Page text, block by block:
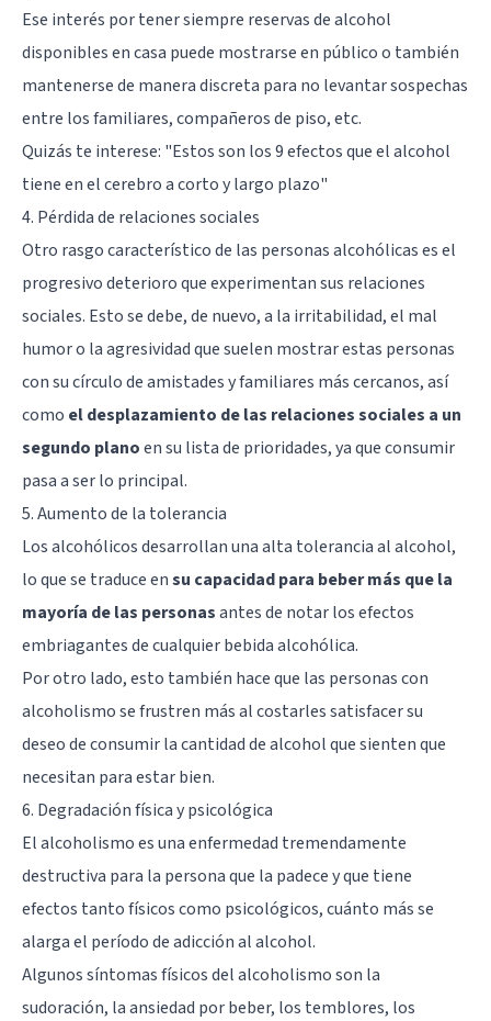
Ese interés por tener siempre reservas de alcohol
disponibles en casa puede mostrarse en público o también
mantenerse de manera discreta para no levantar sospechas
entre los familiares, compañeros de piso, etc.
Quizás te interese: "Estos son los 9 efectos que el alcohol
tiene en el cerebro a corto y largo plazo"
4. Pérdida de relaciones sociales
Otro rasgo característico de las personas alcohólicas es el
progresivo deterioro que experimentan sus relaciones
sociales. Esto se debe, de nuevo, a la irritabilidad, el mal
humor o la agresividad que suelen mostrar estas personas
con su círculo de amistades y familiares más cercanos, así
como el desplazamiento de las relaciones sociales a un
segundo planoen su lista de prioridades, ya que consumir
pasa a ser lo principal.
5. Aumento de la tolerancia
Los alcohólicos desarrollan una alta tolerancia al alcohol,
lo que se traduce ensu capacidad para beber más que la
mayoría de las personasantes de notar los efectos
embriagantes de cualquier bebida alcohólica.
Por otro lado, esto también hace que las personas con
alcoholismo se frustren más al costarles satisfacer su
deseo de consumir la cantidad de alcohol que sienten que
necesitan para estar bien.
6. Degradación física y psicológica
El alcoholismo es una enfermedad tremendamente
destructiva para la persona que la padece y que tiene
efectos tanto físicos como psicológicos, cuánto más se
alarga el período de adicción al alcohol.
Algunos síntomas físicos del alcoholismo son la
sudoración, la ansiedad por beber, los temblores, los